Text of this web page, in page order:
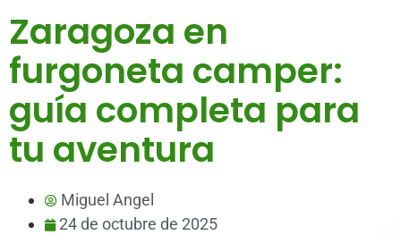
Zaragoza en
furgoneta camper:
guía completa para
tu aventura
Miguel Angel
24 de octubre de 2025